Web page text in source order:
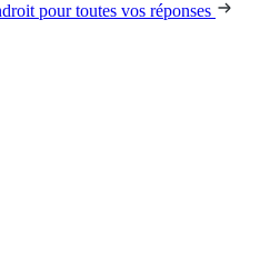
pour toutes vos réponses